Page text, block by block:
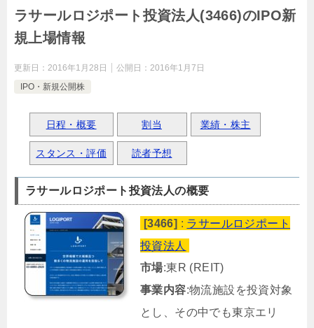
ラサールロジポート投資法人(3466)のIPO新
規上場情報
更新日： 2016年1月28日 公開日： 2016年1月7日
IPO・新規公開株
日程・概要 割当 業績・株主
スタンス・評価 読者予想
ラサールロジポート投資法人の概要
[3466] : ラサールロジポート
投資法人
市場:東R (REIT)
事業内容:物流施設を投資対象
とし、その中でも東京エリ